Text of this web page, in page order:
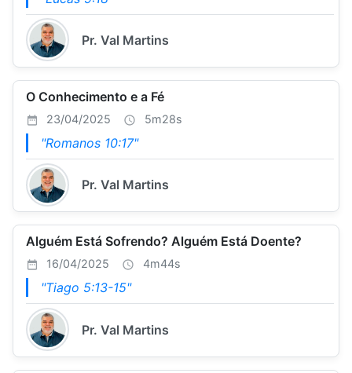
Pr. Val Martins
O Conhecimento e a Fé
23/04/2025 5m28s
"Romanos 10:17"
Pr. Val Martins
Alguém Está Sofrendo? Alguém Está Doente?
16/04/2025 4m44s
"Tiago 5:13-15"
Pr. Val Martins